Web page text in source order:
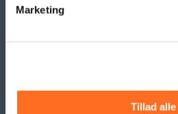
Marketing
Tillad alle
Beachflag
Pallesvøb og Pallehætter
Flag- & Vimpelranker